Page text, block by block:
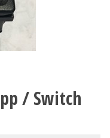
/ Switch